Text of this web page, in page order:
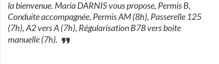
la bienvenue. Maria DARNIS vous propose, Permis B,
Conduite accompagnée, Permis AM (8h), Passerelle 125
(7h), A2 vers A (7h), Régularisation B78 vers boite
manuelle (7h).